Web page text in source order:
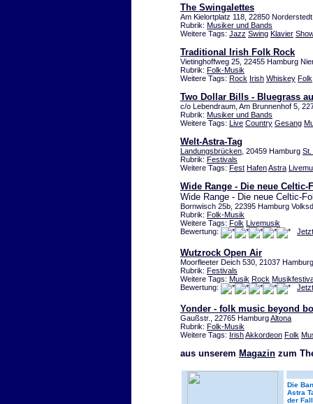
The Swingalettes
Am Kielortplatz 118, 22850
Rubrik: Musiker und Bands
Weitere Tags: Jazz Swing Klavier
Traditional Irish Folk Rock
Vietinghoffweg 25, 22455 Hamburg
Rubrik: Folk-Musik
Weitere Tags: Rock Irish Whiskey Folk
Two Dollar Bills - Bluegrass
c/o Lebendraum, Am Brunnenhof 5,
Rubrik: Musiker und Bands
Weitere Tags: Live Country Gesang
Welt-Astra-Tag
Landungsbrücken , 20459 Hamburg St.
Rubrik: Festivals
Weitere Tags: Fest HafenAstra
Wide Range - Die neue Celtic-
Wide Range - Die neue Celtic-
Bornwisch 25b, 22395 Hamburg
Rubrik: Folk-Musik
Weitere Tags: Folk Livemusik
Bewertung:
Wutzrock Open Air
Moorfleeter Deich 530, 21037
Rubrik: Festivals
Weitere Tags: Musik Rock
Bewertung:
Yonder - folk music beyond
Gaußstr., 22765 HamburgAltona
Rubrik: Folk-Musik
Weitere Tags: IrishAkkordeon Folk
aus unserem Magazin zum
Die
Astra
der